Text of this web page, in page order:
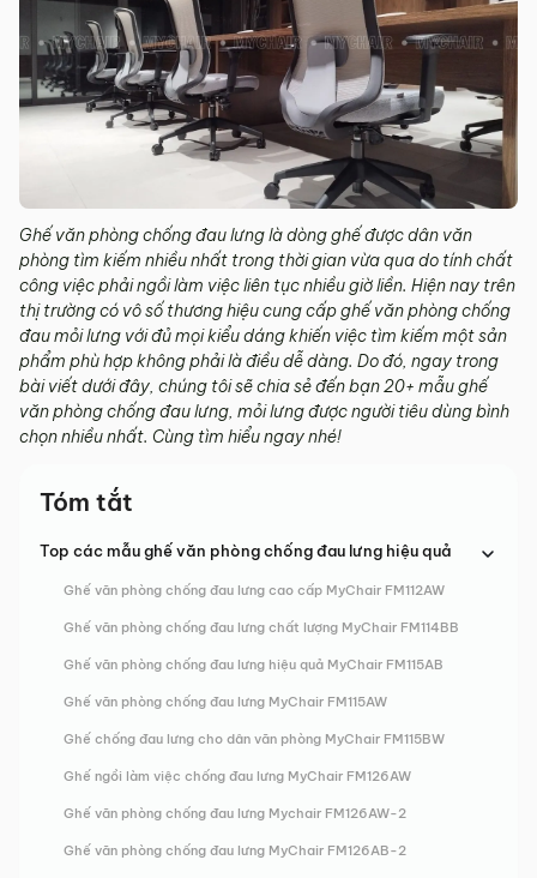
Ghế văn phòng chống đau lưng là dòng ghế được dân văn
phòng tìm kiếm nhiều nhất trong thời gian vừa qua do tính chất
công việc phải ngồi làm việc liên tục nhiều giờ liền. Hiện nay trên
thị trường có vô số thương hiệu cung cấp ghế văn phòng chống
đau mỏi lưng với đủ mọi kiểu dáng khiến việc tìm kiếm một sản
phẩm phù hợp không phải là điều dễ dàng. Do đó, ngay trong
bài viết dưới đây, chúng tôi sẽ chia sẻ đến bạn 20+ mẫu ghế
văn phòng chống đau lưng, mỏi lưng được người tiêu dùng bình
chọn nhiều nhất. Cùng tìm hiểu ngay nhé!
Tóm tắt
Top các mẫu ghế văn phòng chống đau lưng hiệu quả
Ghế văn phòng chống đau lưng cao cấp MyChair FM112AW
Ghế văn phòng chống đau lưng chất lượng MyChair FM114BB
Ghế văn phòng chống đau lưng hiệu quả MyChair FM115AB
Ghế văn phòng chống đau lưng MyChair FM115AW
Ghế chống đau lưng cho dân văn phòng MyChair FM115BW
Ghế ngồi làm việc chống đau lưng MyChair FM126AW
Ghế văn phòng chống đau lưng Mychair FM126AW-2
Ghế văn phòng chống đau lưng MyChair FM126AB-2